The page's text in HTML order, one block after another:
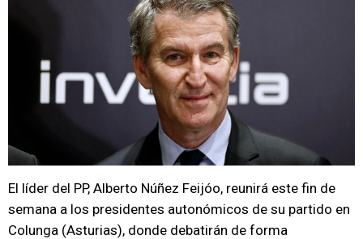
El líder del PP, Alberto Núñez Feijóo, reunirá este fin de
semana a los presidentes autonómicos de su partido en
Colunga (Asturias), donde debatirán de forma